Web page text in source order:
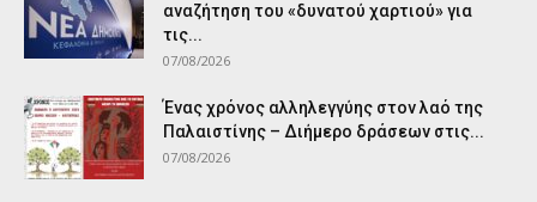
αναζήτηση του «δυνατού χαρτιού» για
τις...
07/08/2026
Ένας χρόνος αλληλεγγύης στον λαό της
Παλαιστίνης – Διήμερο δράσεων στις...
07/08/2026